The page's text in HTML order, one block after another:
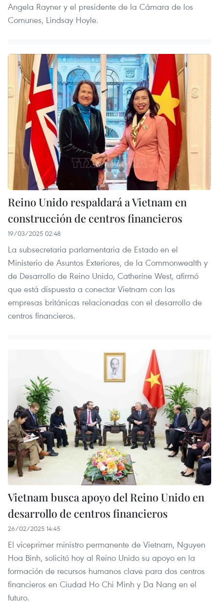
Angela Rayner y el presidente de la Cámara de los
Comunes, Lindsay Hoyle.
Reino Unido respaldará a Vietnam en
construcción de centros financieros
19/03/2025 02:48
La subsecretaria parlamentaria de Estado en el
Ministerio de Asuntos Exteriores, de la Commonwealth y
de Desarrollo de Reino Unido, Catherine West, afirmó
que está dispuesta a conectar Vietnam con las
empresas británicas relacionadas con el desarrollo de
centros financieros.
Vietnam busca apoyo del Reino Unido en
desarrollo de centros financieros
26/02/2025 14:45
El viceprimer ministro permanente de Vietnam, Nguyen
Hoa Binh, solicitó hoy al Reino Unido su apoyo en la
formación de recursos humanos clave para dos centros
financieros en Ciudad Ho Chi Minh y Da Nang en el
futuro.